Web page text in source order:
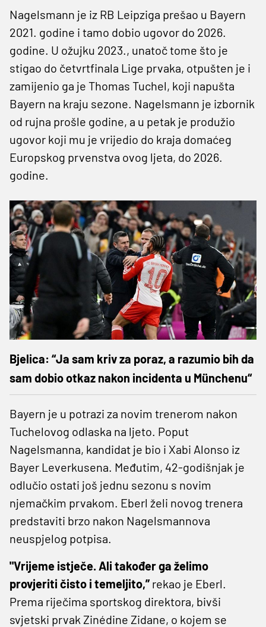
Nagelsmann je iz RB Leipziga prešao u Bayern
2021. godine i tamo dobio ugovor do 2026.
godine. U ožujku 2023., unatoč tome što je
stigao do četvrtfinala Lige prvaka, otpušten je i
zamijenio ga je Thomas Tuchel, koji napušta
Bayern na kraju sezone. Nagelsmann je izbornik
od rujna prošle godine, a u petak je produžio
ugovor koji mu je vrijedio do kraja domaćeg
Europskog prvenstva ovog ljeta, do 2026.
godine.
Bjelica: “Ja sam kriv za poraz, a razumio bih da
sam dobio otkaz nakon incidenta u Münchenu“
Bayern je u potrazi za novim trenerom nakon
Tuchelovog odlaska na ljeto. Poput
Nagelsmanna, kandidat je bio i Xabi Alonso iz
Bayer Leverkusena. Međutim, 42-godišnjak je
odlučio ostati još jednu sezonu s novim
njemačkim prvakom. Eberl želi novog trenera
predstaviti brzo nakon Nagelsmannova
neuspjelog potpisa.
"Vrijeme istječe. Ali također ga želimo
provjeriti čisto i temeljito,” rekao je Eberl.
Prema riječima sportskog direktora, bivši
svjetski prvak Zinédine Zidane, o kojem se